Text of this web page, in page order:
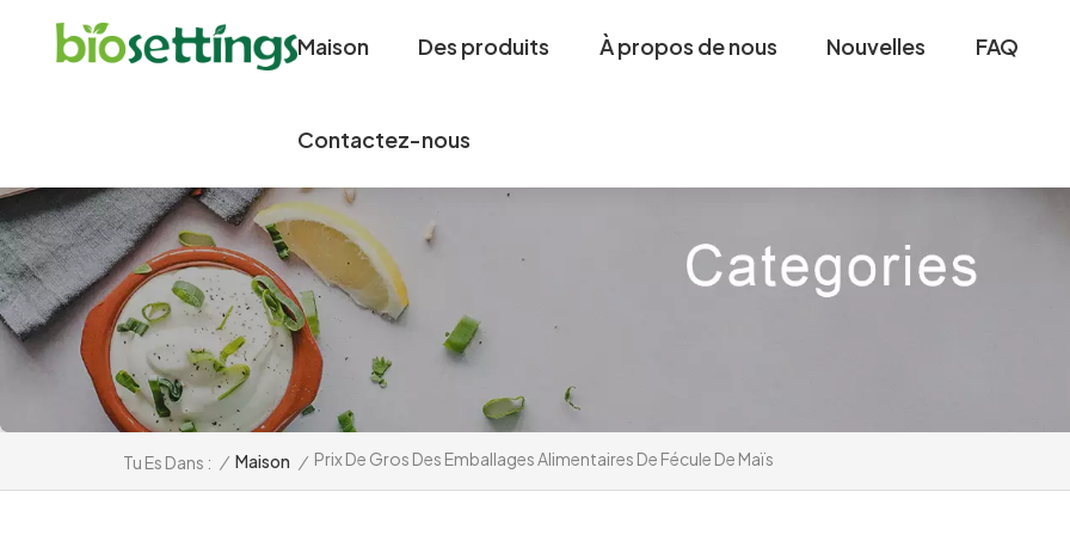
Maison Des produits À propos de nous Nouvelles FAQ
Contactez-nous
Tu Es Dans : / Maison / Prix De Gros Des Emballages Alimentaires De Fécule De Maïs